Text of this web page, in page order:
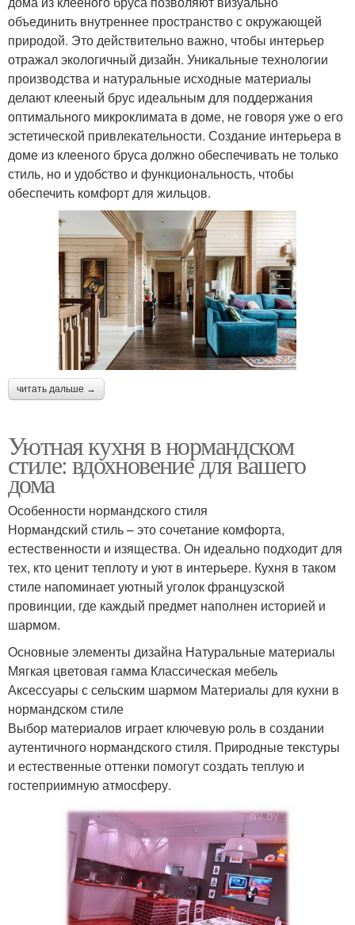
объединить внутреннее пространство с окружающей
природой. Это действительно важно, чтобы интерьер
отражал экологичный дизайн. Уникальные технологии
производства и натуральные исходные материалы
делают клееный брус идеальным для поддержания
оптимального микроклимата в доме, не говоря уже о его
эстетической привлекательности. Создание интерьера в
доме из клееного бруса должно обеспечивать не только
стиль, но и удобство и функциональность, чтобы
обеспечить комфорт для жильцов.
читать дальше →
Уютная кухня в нормандском
стиле: вдохновение для вашего
дома
Особенности нормандского стиля
Нормандский стиль – это сочетание комфорта,
естественности и изящества. Он идеально подходит для
тех, кто ценит теплоту и уют в интерьере. Кухня в таком
стиле напоминает уютный уголок французской
провинции, где каждый предмет наполнен историей и
шармом.
Основные элементы дизайна Натуральные материалы
Мягкая цветовая гамма Классическая мебель
Аксессуары с сельским шармом Материалы для кухни в
нормандском стиле
Выбор материалов играет ключевую роль в создании
аутентичного нормандского стиля. Природные текстуры
и естественные оттенки помогут создать теплую и
гостеприимную атмосферу.